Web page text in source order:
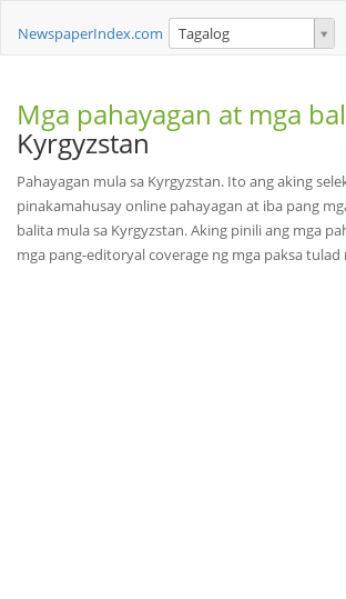
NewspaperIndex.com Tagalog
Mga pahayagan at mga
Kyrgyzstan
Pahayagan mula sa Kyrgyzstan. Ito ang aking
pinakamahusay online pahayagan at iba pang
balita mula sa Kyrgyzstan. Aking pinili ang mga
mga pang-editoryal coverage ng mga paksa